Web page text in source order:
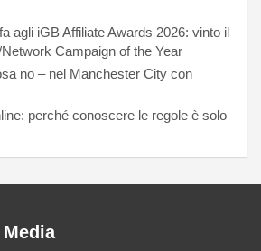
agli iGB Affiliate Awards 2026: vinto il
Campaign of the Year
no – nel Manchester City con
perché conoscere le regole è solo